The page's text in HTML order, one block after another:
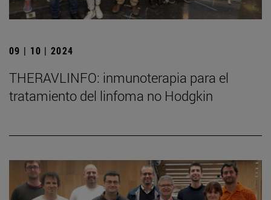
09 | 10 | 2024
THERAVLINFO: inmunoterapia para el
tratamiento del linfoma no Hodgkin